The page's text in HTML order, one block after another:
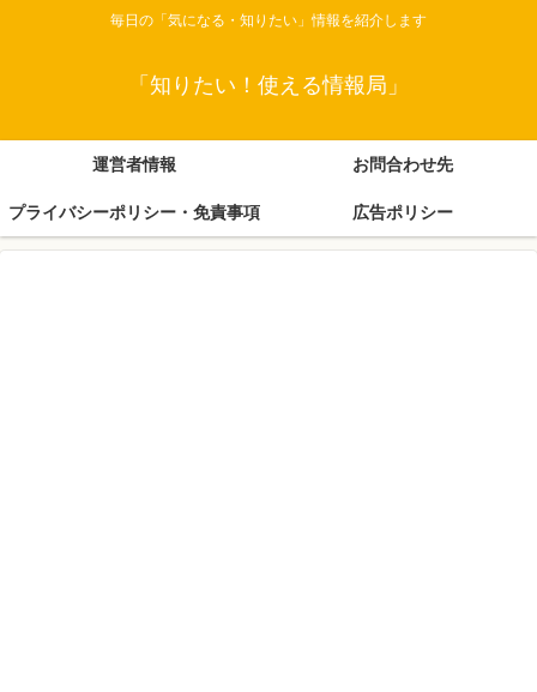
毎日の「気になる・知りたい」情報を紹介します
「知りたい！使える情報局」
運営者情報 お問合わせ先
プライバシーポリシー・免責事項 広告ポリシー